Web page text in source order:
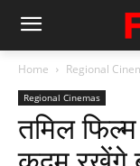
Home Regional
Regional Cinemas
तमिल